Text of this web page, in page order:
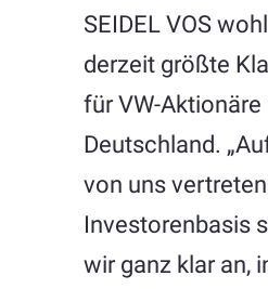
SEIDEL VOS
derzeit größte
für VW-Aktionäre
Deutschland.
von uns
Investorenbasis
wir ganz klar an,